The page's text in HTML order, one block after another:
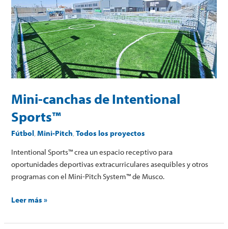
Mini-canchas de Intentional
Sports™
Fútbol,Mini-Pitch,Todos los proyectos
Intentional Sports™ crea un espacio receptivo para
oportunidades deportivas extracurriculares asequibles y otros
programas con el Mini-Pitch System™ de Musco.
de
Intentional
Sports™
Leer más »